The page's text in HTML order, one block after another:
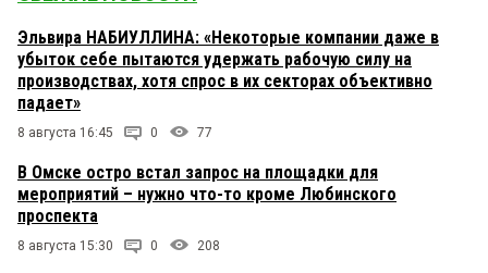
Эльвира НАБИУЛЛИНА: «Некоторые компании даже в
убыток себе пытаются удержать рабочую силу на
производствах, хотя спрос в их секторах объективно
падает»
8 августа 16:45 0 77
В Омске остро встал запрос на площадки для
мероприятий – нужно что-то кроме Любинского
проспекта
8 августа 15:30 0 208